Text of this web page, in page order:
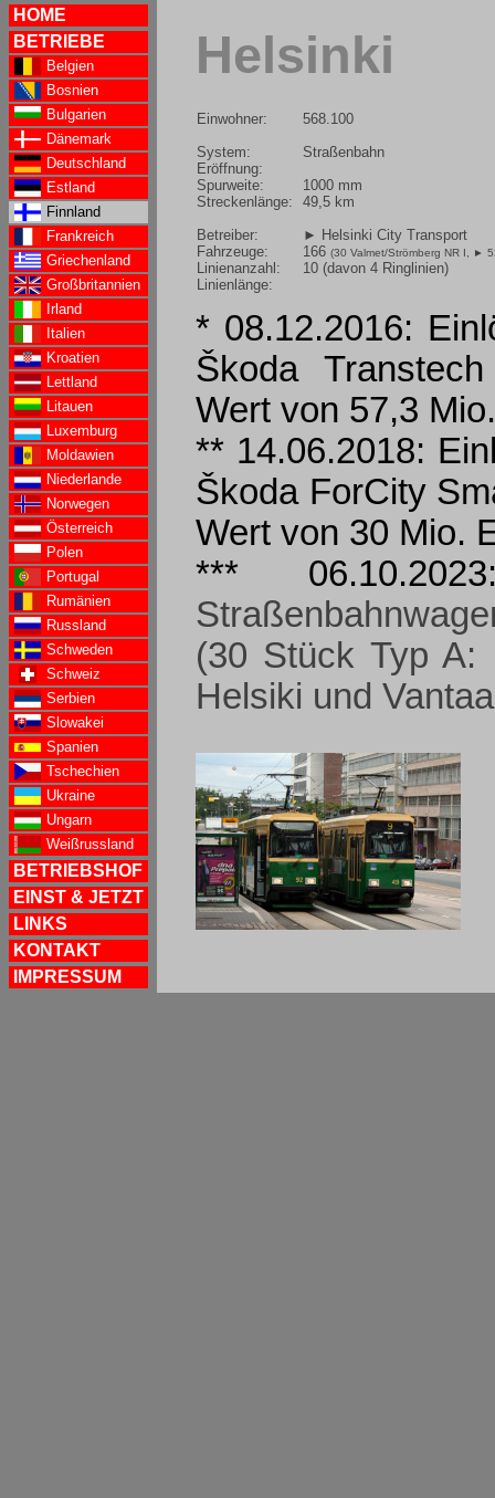
HOME
BETRIEBE
Belgien
Bosnien
Bulgarien
Dänemark
Deutschland
Estland
Finnland
Frankreich
Griechenland
Großbritannien
Irland
Italien
Kroatien
Lettland
Litauen
Luxemburg
Moldawien
Niederlande
Norwegen
Österreich
Polen
Portugal
Rumänien
Russland
Schweden
Schweiz
Serbien
Slowakei
Spanien
Tschechien
Ukraine
Ungarn
Weißrussland
BETRIEBSHOF
EINST & JETZT
LINKS
KONTAKT
IMPRESSUM
Helsinki
Einwohner:
System:
Eröffnung:
Spurweite:
Streckenlänge:
Betreiber:
Fahrzeuge:
Linienanzahl:
Linienlänge:
568.100
Straßenbahn
1000 mm
49,5 km
► Helsinki City Transport
166 (30 Valmet/Strömberg NR I, ►
10 (davon 4 Ringlinien)
* 08.12.2016:
Škoda
Wert von 57,3
** 14.06.2018:
Škoda ForCity
Wert von 30 Mio.
***
(30 Stück Typ A:
Helsiki und